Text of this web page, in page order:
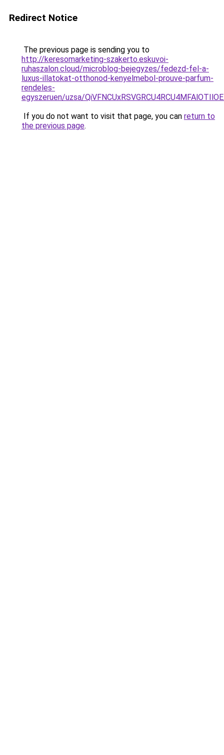
Redirect Notice
The previous page is sending you to
http://keresomarketing-szakerto.eskuvoi-
ruhaszalon.cloud/microblog-bejegyzes/fedezd-fel-a-
luxus-illatokat-otthonod-kenyelmebol-prouve-parfum-
rendeles-
egyszeruen/uzsa/
If you do not want to visit that page, you can return to
the previous page.